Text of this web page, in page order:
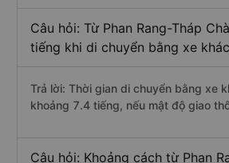
Câu hỏi: Từ Phan Rang-Tháp
tiếng khi di chuyển bằng xe
Trả lời: Thời gian di chuyển bằng xe
khoảng 7.4 tiếng, nếu mật độ giao
Câu hỏi: Khoảng cách từ Phan